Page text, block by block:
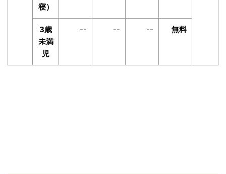
寝）
3歳
未満
児
-- -- -- 無料